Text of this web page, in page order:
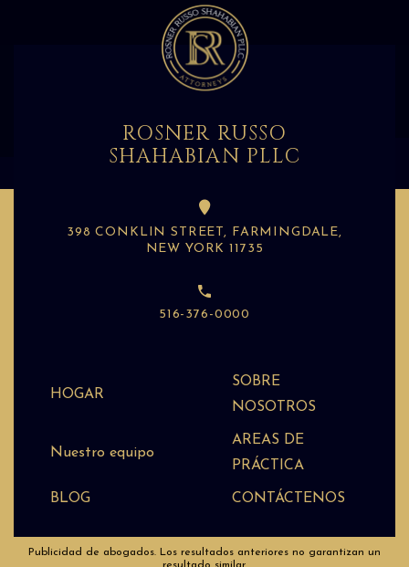
ROSNER RUSSO
SHAHABIAN PLLC
398 CONKLIN STREET, FARMINGDALE,
NEW YORK 11735
516-376-0000
HOGAR
SOBRE
NOSOTROS
Nuestro equipo
AREAS DE
PRÁCTICA
BLOG CONTÁCTENOS
Publicidad de abogados. Los resultados anteriores no garantizan un